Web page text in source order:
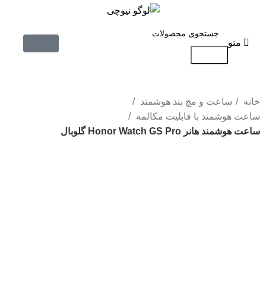
منو
خانه
ساعت و مچ بند هوشمند
ساعت هوشمند با قابلیت مکالمه
ساعت هوشمند هانر Honor Watch GS Pro گلوبال